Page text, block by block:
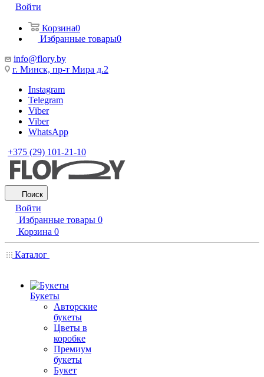
Войти
Корзина0
Избранные товары0
info@flory.by
г. Минск, пр-т Мира д.2
Instagram
Telegram
Viber
Viber
WhatsApp
+375 (29) 101-21-10
Поиск
Войти
Избранные товары 0
Корзина 0
Каталог
Букеты
Авторские
букеты
Цветы в
коробке
Премиум
букеты
Букет